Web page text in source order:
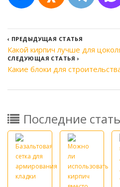
‹ ПРЕДЫДУЩАЯ СТАТЬЯ
Какой кирпич лучше для
СЛЕДУЮЩАЯ СТАТЬЯ ›
Какие блоки для
Последние